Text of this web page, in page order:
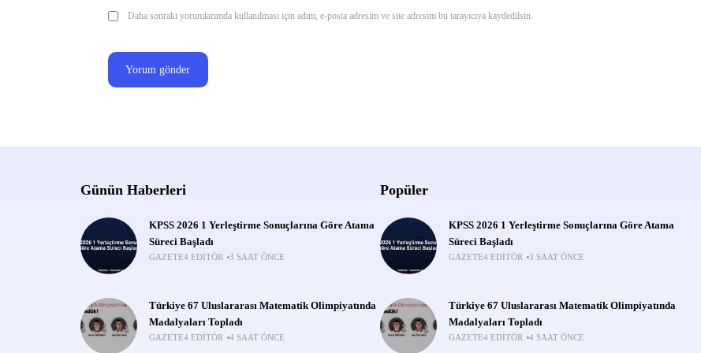
Daha sonraki yorumlarımda kullanılması için adım, e-posta adresim ve site adresim bu tarayıcıya kaydedilsin.
Günün Haberleri
KPSS 2026 1 Yerleştirme Sonuçlarına Göre Atama
Süreci Başladı
GAZETE4 EDITÖR 3 SAAT ÖNCE
Türkiye 67 Uluslararası Matematik Olimpiyatında
Madalyaları Topladı
GAZETE4 EDITÖR 4 SAAT ÖNCE
Popüler
KPSS 2026 1 Yerleştirme Sonuçlarına Göre Atama
Süreci Başladı
GAZETE4 EDITÖR 3 SAAT ÖNCE
Türkiye 67 Uluslararası Matematik Olimpiyatında
Madalyaları Topladı
GAZETE4 EDITÖR 4 SAAT ÖNCE